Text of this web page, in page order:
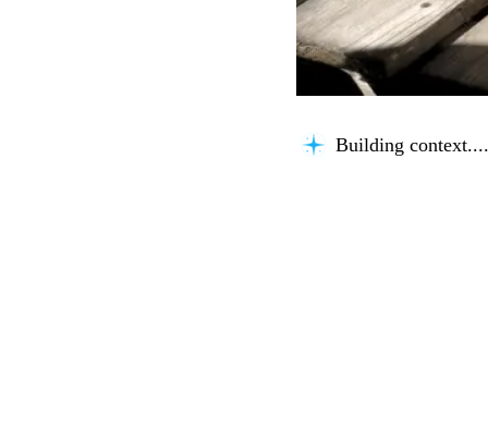
Building context...